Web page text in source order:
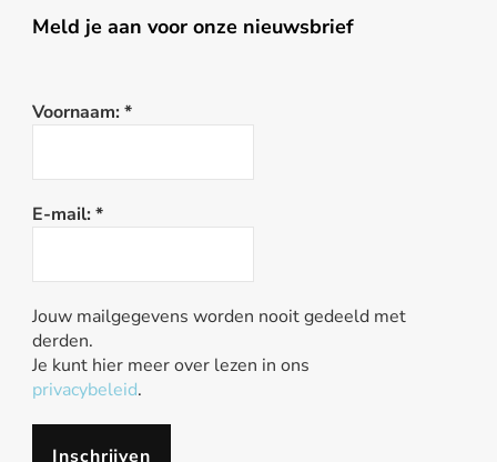
Meld je aan voor onze nieuwsbrief
Voornaam: *
E-mail: *
Jouw mailgegevens worden nooit gedeeld met
derden.
Je kunt hier meer over lezen in ons
privacybeleid.